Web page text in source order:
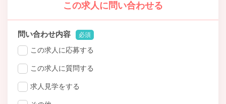
この求人に問い合わせる
問い合わせ内容 必須
この求人に応募する
この求人に質問する
求人見学をする